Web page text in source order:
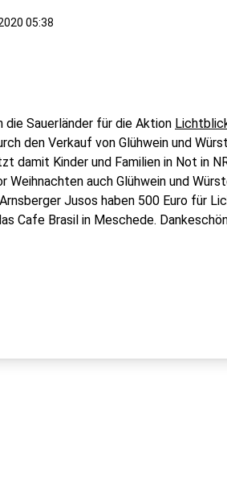
05:38
die Sauerländer für die Aktion
den Verkauf von Glühwein und
damit Kinder und Familien in Not in
Weihnachten auch Glühwein und
Jusos haben 500 Euro für
Cafe Brasil in Meschede.